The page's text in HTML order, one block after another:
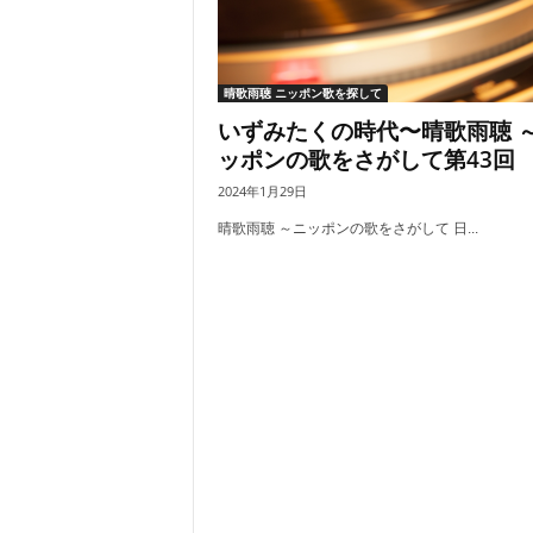
晴歌雨聴 ニッポン歌を探して
いずみたくの時代〜晴歌雨聴
ッポンの歌をさがして第43回
2024年1月29日
晴歌雨聴 ～ニッポンの歌をさがして 日...